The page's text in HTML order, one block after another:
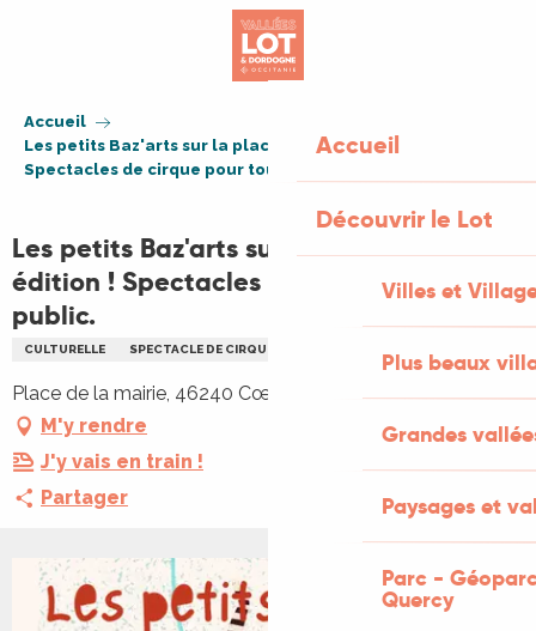
Accueil
Découvrir le Lot
Villes et
Plus beaux
Grandes
Paysages et
Parc -
Quercy
Accueil
Les petits Baz'arts sur la place, première édition !
Spectacles de cirque pour tout public.
Les petits Baz'arts sur la place, première
édition ! Spectacles de cirque pour tout
public.
CULTURELLE SPECTACLE DE CIRQUE
Place de la mairie, 46240 Cœur de Causse
M'y rendre
J'y vais en train !
Partager
+1 PHOTO